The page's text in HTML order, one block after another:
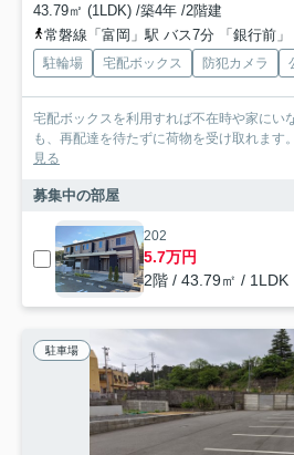
43.79㎡ (1LDK) /築4年 /2階建
常磐線「富岡」駅 バス7分 「銀行前
駐輪場 宅配ボックス 防犯カメラ
宅配ボックスを利用すれば不在時や家にい
も、再配達を待たずに荷物を受け取れます
見る
募集中の部屋
202
5.7万円
2階 / 43.79㎡ / 1LDK
駐車場